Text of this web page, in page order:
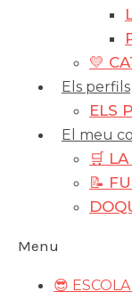
💛
Els perfils
ELS
El meu
🛒
📝
Menu
😎